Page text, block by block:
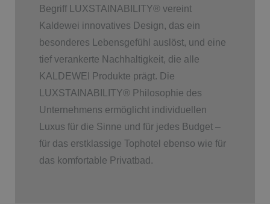
Begriff LUXSTAINABILITY® vereint
Kaldewei innovatives Design, das ein
besonderes Lebensgefühl auslöst, und eine
tief verankerte Nachhaltigkeit, die alle
KALDEWEI Produkte prägt. Die
LUXSTAINABILITY® Philosophie des
Unternehmens ermöglicht individuellen
Luxus für die Sinne und für jedes Budget –
für das erstklassige Tophotel ebenso wie für
das komfortable Privatbad.